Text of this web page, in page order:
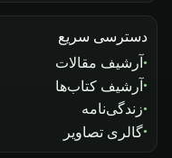
دسترسی سریع
آرشیف مقالات
آرشیف کتاب‌ها
زندگی‌نامه
گالری تصاویر